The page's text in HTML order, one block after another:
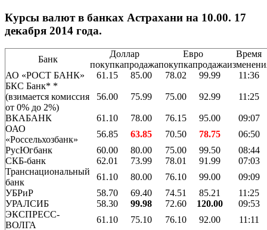
Курсы валют в банках Астрахани на 10.00. 17
декабря 2014 года.
Банк
Доллар Евро
Время
покупкапродажапокупкапродажа
АО «РОСТ БАНК»
61.15 85.00 78.02 99.99
11:36
БКС Банк* *
(взимается комиссия
от 0% до 2%)
56.00 75.99 75.00 92.99 11:25
ВКАБАНК 61.10 78.00 76.15 95.00
09:07
ОАО
«Россельхозбанк»
56.85 63.85 70.50 78.75
06:50
РусЮгбанк
60.00 80.00 75.00 99.50
08:44
СКБ-банк
62.01 73.99 78.01 91.99
07:03
Транснациональный
банк
61.10 80.00 76.10 99.00
09:09
УБРиР
58.70 69.40 74.51 85.21
11:25
УРАЛСИБ
58.30 99.98 72.60 120.00
09:53
ЭКСПРЕСС-
ВОЛГА
61.10 75.10 76.10 92.00 11:11